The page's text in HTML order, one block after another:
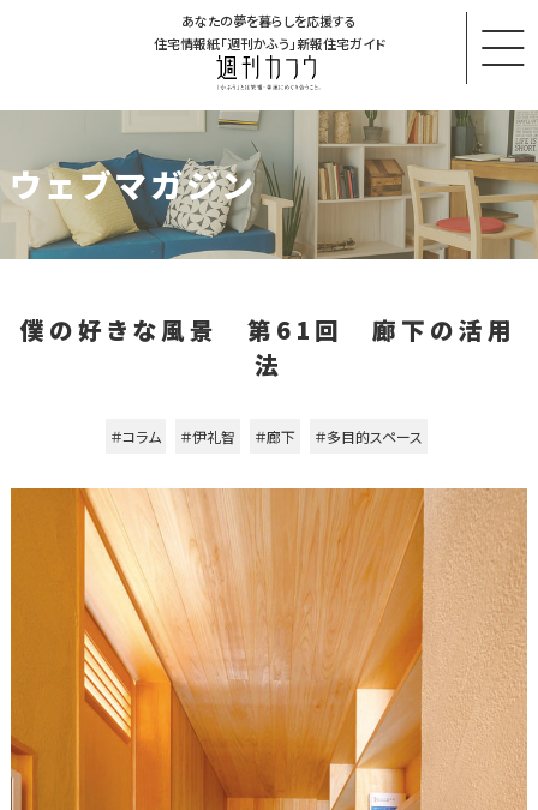
あなたの夢を暮らしを応援する
住宅情報紙「週刊かふう」新報住宅ガイド
ウェブマガジン
僕の好きな風景 第61回 廊下の活用
法
＃コラム ＃伊礼智 ＃廊下 ＃多目的スペース